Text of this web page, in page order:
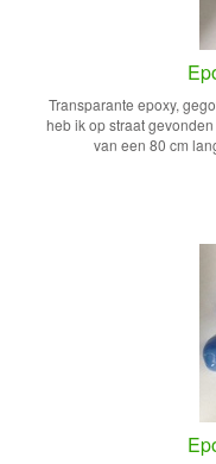
Transparante epoxy,
heb ik op straat
van een 80 cm